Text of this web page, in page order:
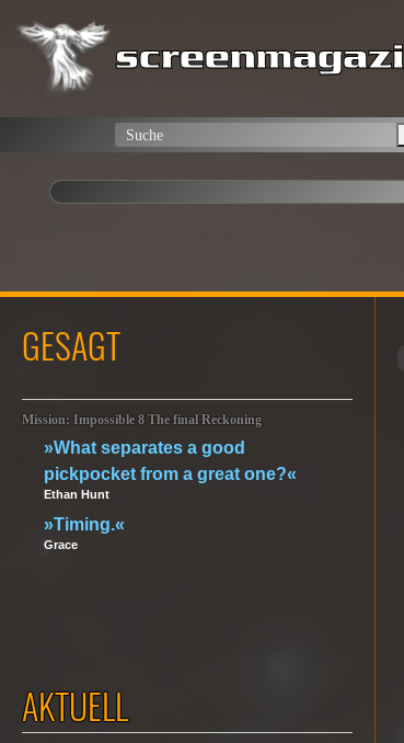
GESAGT
Mission: Impossible 8 The final Reckoning
»What separates a good
pickpocket from a great one?«
Ethan Hunt
»Timing.«
Grace
AKTUELL